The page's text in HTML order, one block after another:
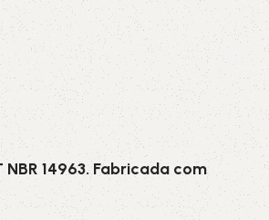
14963. Fabricada com